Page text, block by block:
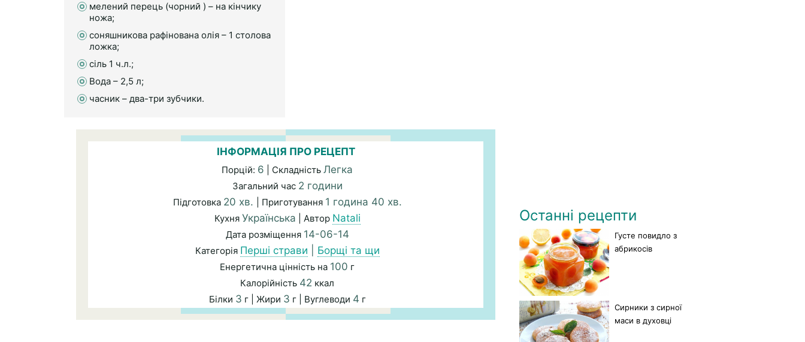
мелений перець (чорний ) – на кінчику
ножа;
соняшникова рафінована олія – 1 столова
ложка;
сіль 1 ч.л.;
Вода – 2,5 л;
часник – два-три зубчики.
ІНФОРМАЦІЯ ПРО РЕЦЕПТ
Порцій: 6 | Складність Легка
Загальний час 2 години
Підготовка 20 хв. | Приготування 1 година 40 хв.
Кухня Українська | Автор Natali
Дата розміщення 14-06-14
Категорія Перші страви Борщі та щи
Енергетична цінність на 100 г
Калорійність 42 ккал
Білки 3 г | Жири 3 г | Вуглеводи 4 г
Останні рецепти
Густе повидло з
абрикосів
Сирники з сирної
маси в духовці